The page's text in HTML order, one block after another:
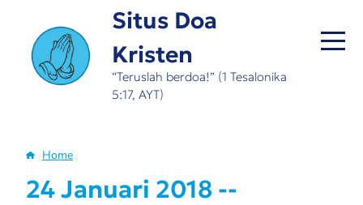
main
content
Situs Doa
Kristen
“Teruslah berdoa!” (1 Tesalonika
5:17, AYT)
Breadcrumb
Home
24 Januari 2018 --